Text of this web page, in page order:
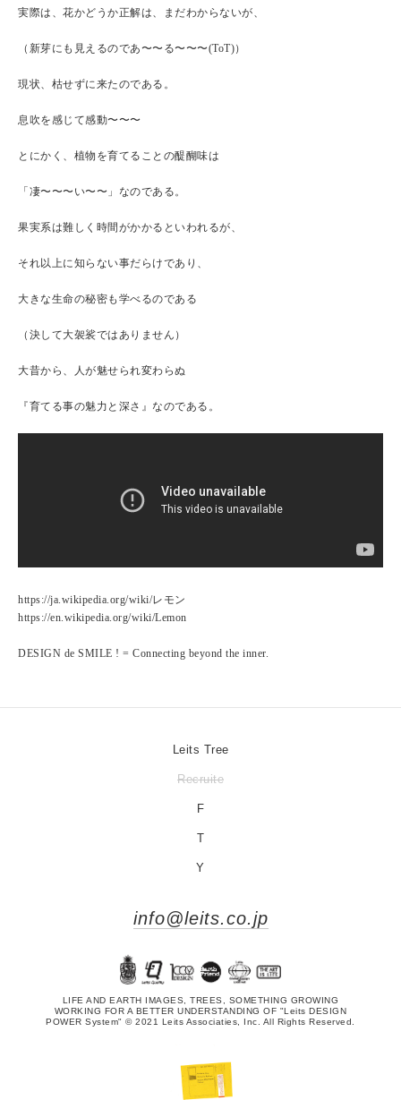
実際は、花かどうか正解は、まだわからないが、
（新芽にも見えるのであ〜〜る〜〜〜(ToT)）
現状、枯せずに来たのである。
息吹を感じて感動〜〜〜
とにかく、植物を育てることの醍醐味は
「凄〜〜〜い〜〜」なのである。
果実系は難しく時間がかかるといわれるが、
それ以上に知らない事だらけであり、
大きな生命の秘密も学べるのである
（決して大袈裟ではありません）
大昔から、人が魅せられ変わらぬ
『育てる事の魅力と深さ』なのである。
https://ja.wikipedia.org/wiki/レモン
https://en.wikipedia.org/wiki/Lemon
DESIGN de SMILE ! = Connecting beyond the inner.
Leits Tree
Recruite
F
T
Y
info@leits.co.jp
LIFE AND EARTH IMAGES, TREES, SOMETHING GROWING
WORKING FOR A BETTER UNDERSTANDING OF "Leits DESIGN
POWER System" © 2021 Leits Associaties, Inc. All Rights Reserved.